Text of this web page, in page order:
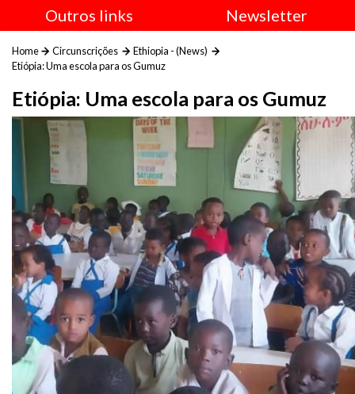
Outros links
Newsletter
Home Circunscrições
Ethiopia - (News)
Etiópia: Uma escola para os Gumuz
Etiópia: Uma escola para os Gumuz